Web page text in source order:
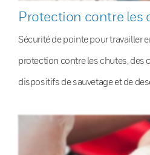
Protection contre les
Sécurité de pointe pour travailler
protection contre les chutes, des
dispositifs de sauvetage et de